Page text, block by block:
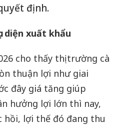
định.
diện xuất khẩu
cho thấy thị trường cà
thuận lợi như giai
đây giá tăng giúp
hưởng lợi lớn thì nay,
hồi, lợi thế đó đang thu